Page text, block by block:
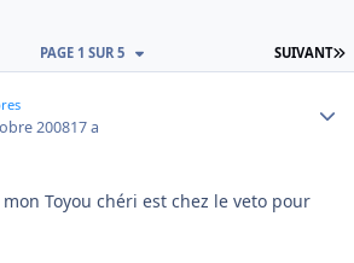
SUIVANT
PAGE 1 SUR 5
200817 a
Toyou chéri est chez le veto pour